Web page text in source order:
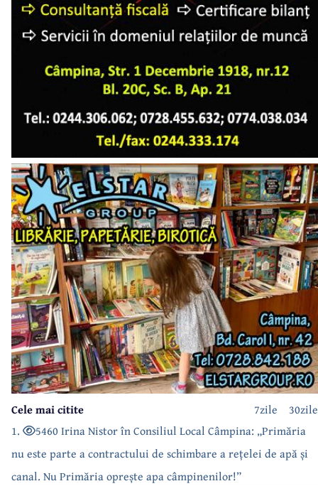
30zile
7zile
Cele mai citite
1.
5460 Irina Nistor în Consiliul Local Câmpina: „Primăria
nu este parte a contractului de schimbare a rețelei de apă și
canal. Nu Primăria oprește apa câmpinenilor!”